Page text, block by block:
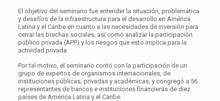
El objetivo del seminario fue entender la situación, problemática
y desafíos de la infraestructura para el desarrollo en América
Latina y el Caribe en cuanto a las necesidades de inversión para
cerrar las brechas sociales, así como analizar la participación
público privada (APP) y los riesgos que esto implica para la
actividad privada.
Por tal motivo, el seminario contó con la participación de un
grupo de expertos de organismos internacionales, de
instituciones públicas, privadas y académicas, y congregó a 56
representantes de bancos e instituciones financieras de diez
países de América Latina y el Caribe.